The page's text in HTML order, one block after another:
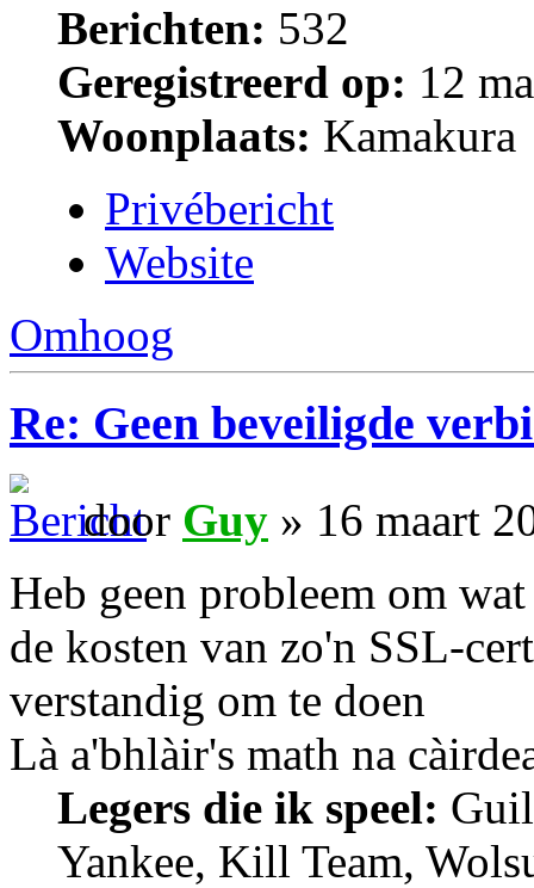
Berichten: 532
Geregistreerd op: 12
Woonplaats: Kamakura
Privébericht
Website
Omhoog
Re: Geen beveiligde
door Guy » 16 maart
Heb geen probleem om
de kosten van zo'n SSL-
verstandig om te doen
Là a'bhlàir's math na
Legers die ik speel:
Yankee, Kill Team,